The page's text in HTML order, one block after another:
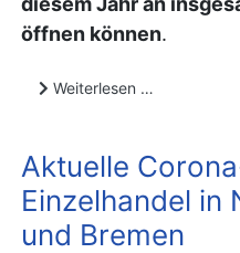
öffnen können.
Weiterlesen …
Aktuelle
Einzelhandel in
und Bremen